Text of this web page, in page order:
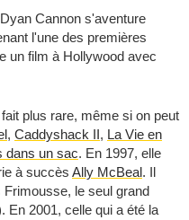
Cannon s'aventure
l'une des premières
un film à Hollywood avec
plus rare, même si on peut
, Caddyshack II, La Vie en
dans un sac. En 1997, elle
à succès Ally McBeal. Il
le seul grand
En 2001, celle qui a été la